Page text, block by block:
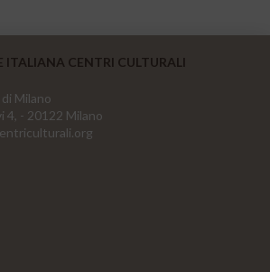
ITALIANA CENTRI CULTURALI
Milano
4, - 20122 Milano